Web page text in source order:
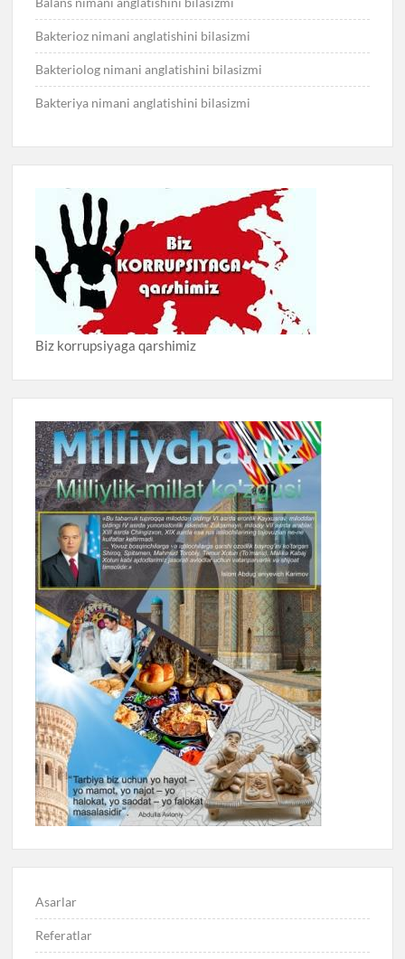
Bakterioz nimani anglatishini bilasizmi
Bakteriolog nimani anglatishini bilasizmi
Bakteriya nimani anglatishini bilasizmi
Biz korrupsiyaga qarshimiz
Asarlar
Referatlar